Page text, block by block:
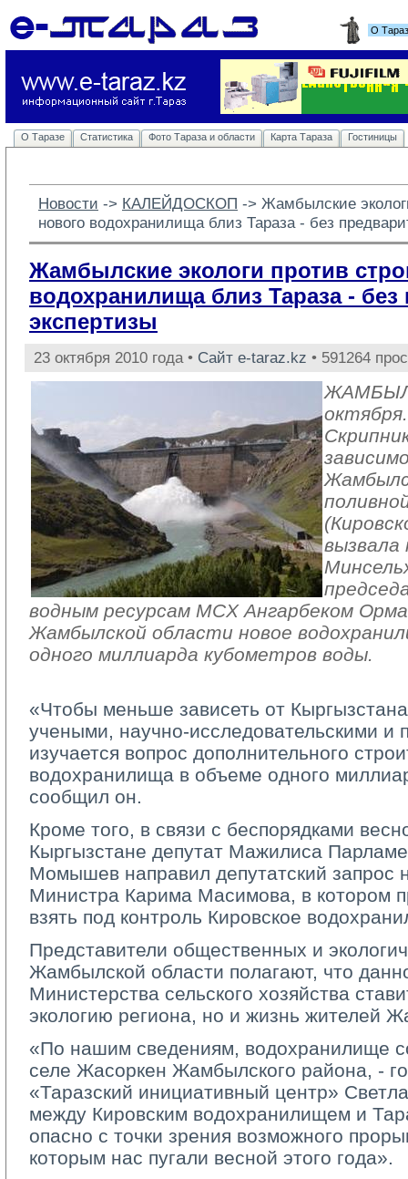
О
О Таразе Статистика Фото Тараза и области Карта Тараза Гостиницы
Новости -> КАЛЕЙДОСКОП -> Жамбылские
нового водохранилища близ Тараза - без
Жамбылские экологи против
водохранилища близ Тараза -
экспертизы
23 октября 2010 года • Сайт e-taraz.kz • 591264
вызвала
водным ресурсам МСХ Ангарбеком
Жамбылской области новое
одного миллиарда кубометров воды.
«Чтобы меньше зависеть от
учеными, научно-исследовательскими и
изучается вопрос дополнительного
водохранилища в объеме одного
сообщил он.
Кроме того, в связи с беспорядками
Кыргызстане депутат Мажилиса
Момышев направил депутатский запрос
Министра Карима Масимова, в котором
взять под контроль Кировское
Представители общественных и
Жамбылской области полагают, что
Министерства сельского хозяйства
экологию региона, но и жизнь жителей
«По нашим сведениям, водохранилище
селе Жасоркен Жамбылского района, -
«Таразский инициативный центр»
между Кировским водохранилищем и
опасно с точки зрения возможного
которым нас пугали весной этого года».